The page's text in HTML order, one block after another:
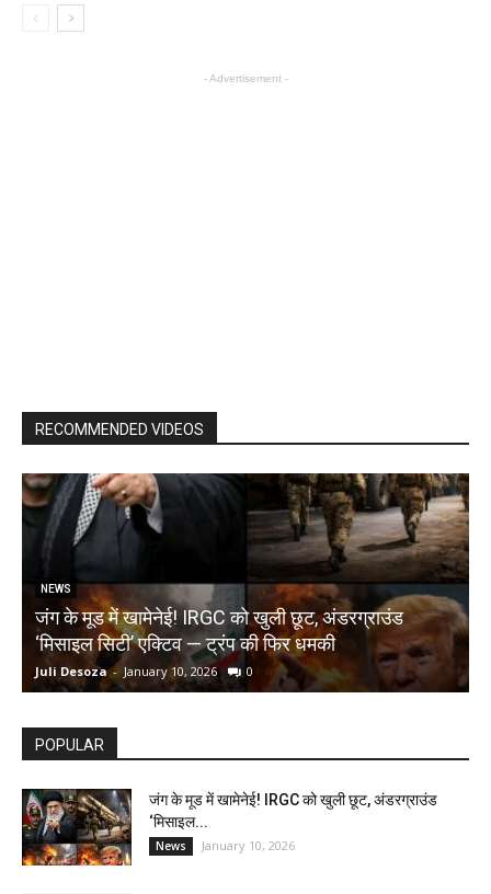
- Advertisement -
RECOMMENDED VIDEOS
NEWS
जंग के मूड में खामेनेई! IRGC को खुली छूट, अंडरग्राउंड
‘मिसाइल सिटी’ एक्टिव — ट्रंप की फिर धमकी
Juli Desoza - January 10, 2026 0
POPULAR
जंग के मूड में खामेनेई! IRGC को खुली छूट, अंडरग्राउंड
‘मिसाइल...
News January 10, 2026